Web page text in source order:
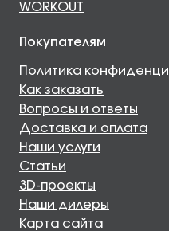
WORKOUT
Покупателям
Политика
Как заказать
Вопросы и ответы
Доставка и оплата
Наши услуги
Статьи
3D-проекты
Наши дилеры
Карта сайта